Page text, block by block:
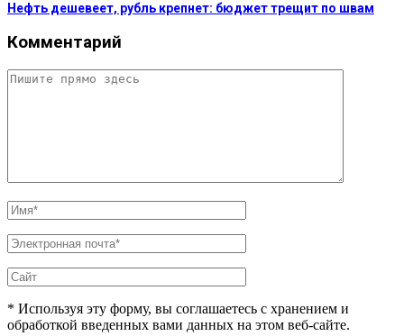
Нефть дешевеет, рубль крепнет: бюджет трещит по швам
Комментарий
* Используя эту форму, вы соглашаетесь с хранением и
обработкой введенных вами данных на этом веб-сайте.